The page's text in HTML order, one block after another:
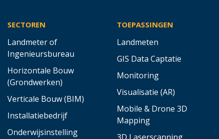
SECTOREN
Landmeter of
Ingenieursbureau
Horizontale Bouw
(Grondwerken)
Verticale Bouw (BIM)
Installatiebedrijf
Onderwijsinstelling
TOEPASSINGEN
Landmeten
GIS Data Captatie
Monitoring
Visualisatie (AR)
Mobile & Drone 3D
Mapping